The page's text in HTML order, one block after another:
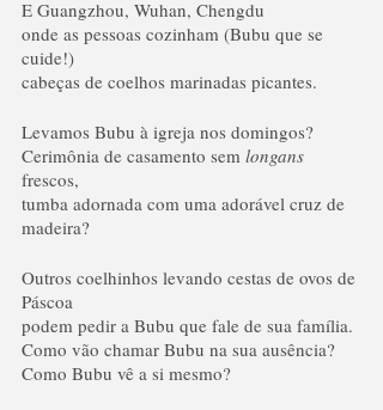
E Guangzhou, Wuhan, Chengdu
onde as pessoas cozinham (Bubu que se
cuide!)
cabeças de coelhos marinadas picantes.
Levamos Bubu à igreja nos domingos?
Cerimônia de casamento sem longans
frescos,
tumba adornada com uma adorável cruz de
madeira?
Outros coelhinhos levando cestas de ovos de
Páscoa
podem pedir a Bubu que fale de sua família.
Como vão chamar Bubu na sua ausência?
Como Bubu vê a si mesmo?